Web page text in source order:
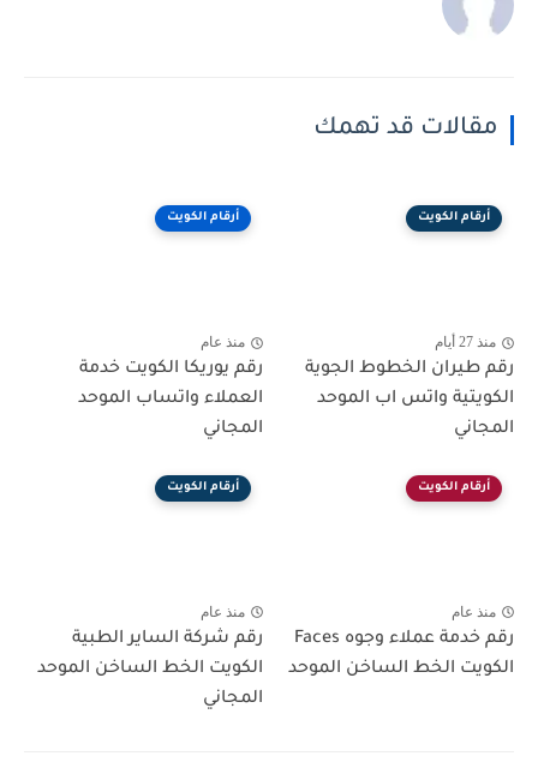
مقالات قد تهمك
أرقام الكويت
منذ 27 أيام
رقم طيران الخطوط الجوية
الكويتية واتس اب الموحد
المجاني
أرقام الكويت
منذ عام
رقم يوريكا الكويت خدمة
العملاء واتساب الموحد
المجاني
أرقام الكويت
منذ عام
رقم خدمة عملاء وجوه Faces
الكويت الخط الساخن الموحد
أرقام الكويت
منذ عام
رقم شركة الساير الطبية
الكويت الخط الساخن الموحد
المجاني